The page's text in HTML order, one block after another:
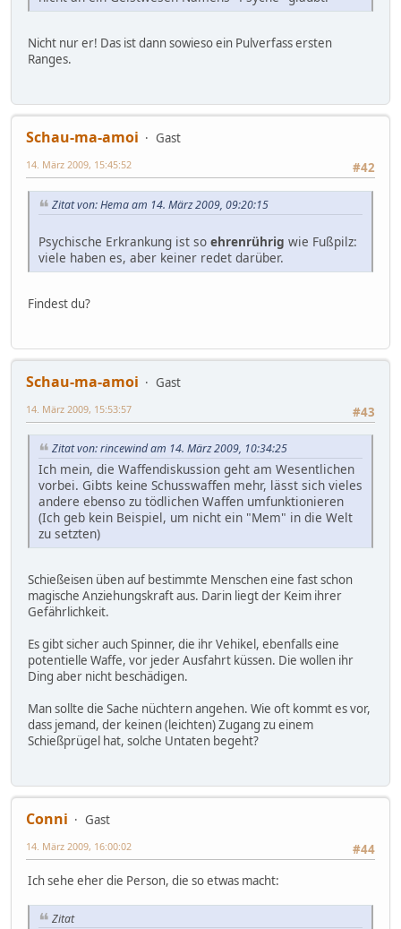
Nicht nur er! Das ist dann sowieso ein Pulverfass ersten
Ranges.
Schau-ma-amoi
Gast
#42
14. März 2009, 15:45:52
Zitat von: Hema am 14. März 2009, 09:20:15
Psychische Erkrankung ist so ehrenrührig wie Fußpilz:
viele haben es, aber keiner redet darüber.
Findest du?
Schau-ma-amoi
Gast
#43
14. März 2009, 15:53:57
Zitat von: rincewind am 14. März 2009, 10:34:25
Ich mein, die Waffendiskussion geht am Wesentlichen
vorbei. Gibts keine Schusswaffen mehr, lässt sich vieles
andere ebenso zu tödlichen Waffen umfunktionieren
(Ich geb kein Beispiel, um nicht ein "Mem" in die Welt
zu setzten)
Schießeisen üben auf bestimmte Menschen eine fast schon
magische Anziehungskraft aus. Darin liegt der Keim ihrer
Gefährlichkeit.
Es gibt sicher auch Spinner, die ihr Vehikel, ebenfalls eine
potentielle Waffe, vor jeder Ausfahrt küssen. Die wollen ihr
Ding aber nicht beschädigen.
Man sollte die Sache nüchtern angehen. Wie oft kommt es vor,
dass jemand, der keinen (leichten) Zugang zu einem
Schießprügel hat, solche Untaten begeht?
Conni
Gast
#44
14. März 2009, 16:00:02
Ich sehe eher die Person, die so etwas macht:
Zitat